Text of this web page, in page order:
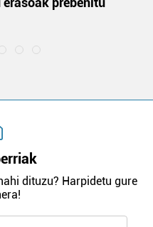
dituzu? Harpidetu gure